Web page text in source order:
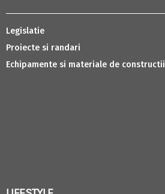
Legislatie
Proiecte si randari
Echipamente si materiale de constructii